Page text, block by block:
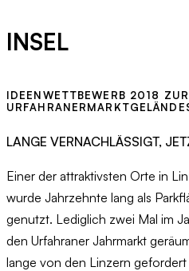
INSEL
IDEENWETTBEWERB 2018
LANGE VERNACHLÄSSIGT,
Einer der attraktivsten Orte in
wurde Jahrzehnte lang als
genutzt. Lediglich zwei Mal im
den Urfahraner Jahrmarkt
lange von den Linzern